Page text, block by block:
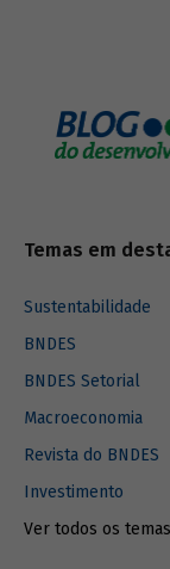
Temas em
Sustentabilidade
BNDES
BNDES Setorial
Macroeconomia
Revista do BNDES
Investimento
Ver todos os temas